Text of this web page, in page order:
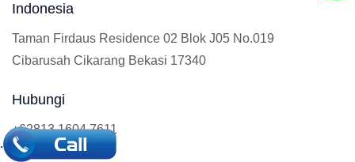
Indonesia
Taman Firdaus Residence 02 Blok J05 No.019
Cibarusah Cikarang Bekasi 17340
Hubungi
+62813 1604 7611
.